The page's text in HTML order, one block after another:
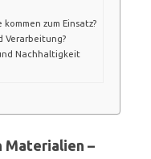
zum Einsatz?
Verarbeitung?
Nachhaltigkeit
Materialien –